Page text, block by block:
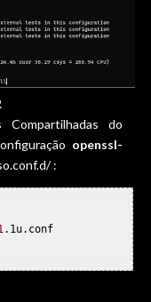
Compartilhadas do
openssl-
:
.1u.conf